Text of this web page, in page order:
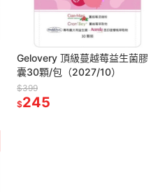
Gelovery 頂級蔓越莓益生菌膠
囊30顆/包（2027/10）
$399
$245